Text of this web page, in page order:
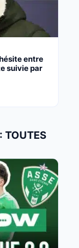
entre
suivie par
TOUTES